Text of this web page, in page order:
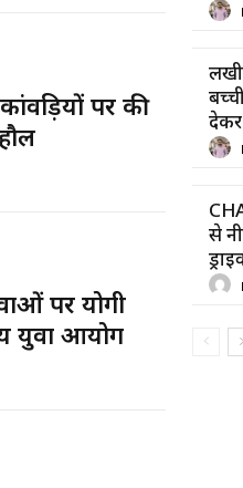
पर की
पर योगी
युवा आयोग
से